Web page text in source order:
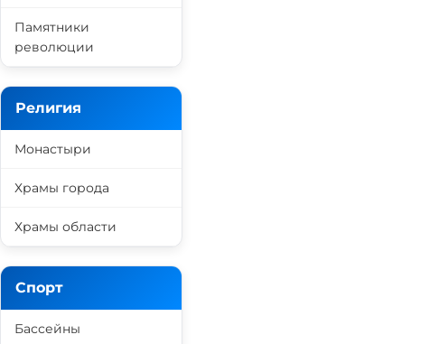
Памятники
революции
Религия
Монастыри
Храмы города
Храмы области
Спорт
Бассейны